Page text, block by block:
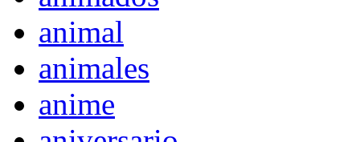
animal
animales
anime